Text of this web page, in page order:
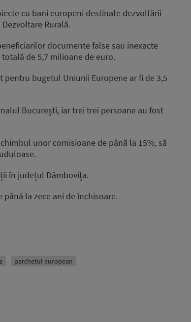
increase
volume.
cu bani europeni destinate dezvoltării
Rurală.
documente false sau inexacte
de 5,7 milioane de euro.
bugetul Uniunii Europene ar fi de 3,5
București, iar trei trei persoane au fost
unor comisioane de până la 15%, să
în județul Dâmbovița.
la zece ani de închisoare.
parchetul european